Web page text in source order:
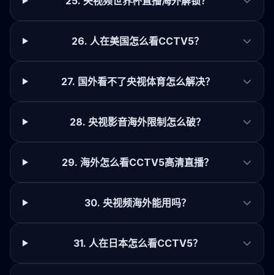
26. 人在美国怎么看CCTV5？
27. 国外看不了央视体育怎么解决？
28. 央视影音海外限制怎么破？
29. 海外怎么看CCTV5高清直播？
30. 央视频海外能用吗？
31. 人在日本怎么看CCTV5？